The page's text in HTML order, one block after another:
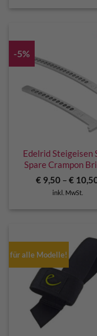
-5%
Edelrid Steigeisen
Spare Crampon
€ 9,50 – €
inkl. MwSt.
für alle Modelle!